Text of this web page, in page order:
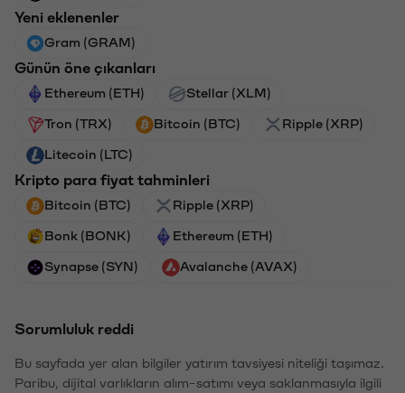
Yeni eklenenler
Gram (GRAM)
Günün öne çıkanları
Ethereum (ETH) Stellar (XLM)
Tron (TRX) Bitcoin (BTC) Ripple (XRP)
Litecoin (LTC)
Kripto para fiyat tahminleri
Bitcoin (BTC) Ripple (XRP)
Bonk (BONK) Ethereum (ETH)
Synapse (SYN) Avalanche (AVAX)
Sorumluluk reddi
Bu sayfada yer alan bilgiler yatırım tavsiyesi niteliği taşımaz.
Paribu, dijital varlıkların alım-satımı veya saklanmasıyla ilgili